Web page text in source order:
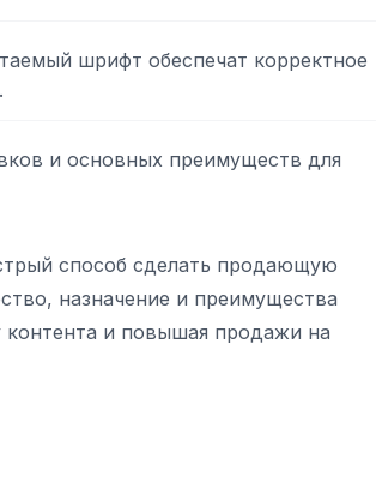
шрифт обеспечат корректное
и основных преимуществ для
способ сделать продающую
назначение и преимущества
контента и повышая продажи на